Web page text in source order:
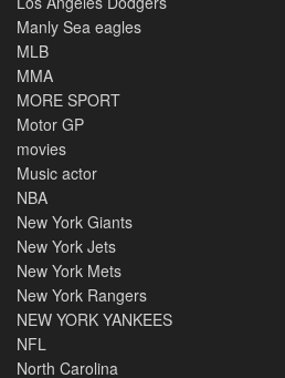
Manly Sea eagles
MLB
MMA
MORE SPORT
Motor GP
movies
Music actor
NBA
New York Giants
New York Jets
New York Mets
New York Rangers
NEW YORK YANKEES
NFL
North Carolina